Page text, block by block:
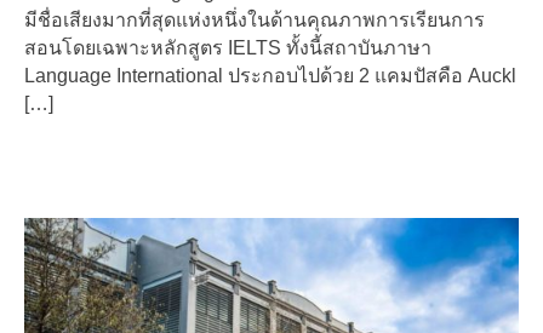
มีชื่อเสียงมากที่สุดแห่งหนึ่งในด้านคุณภาพการเรียนการ
สอนโดยเฉพาะหลักสูตร IELTS ทั้งนี้สถาบันภาษา
Language International ประกอบไปด้วย 2 แคมปัสคือ Auckl
[…]